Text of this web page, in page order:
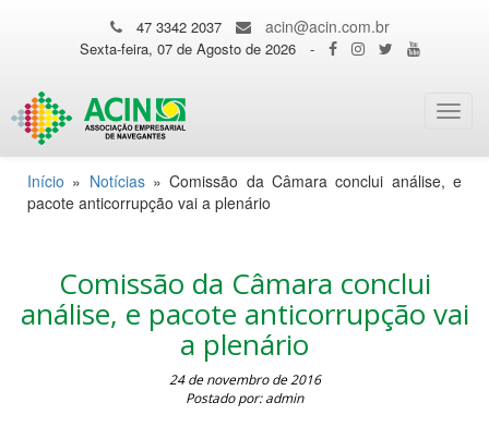
47 3342 2037 acin@acin.com.br
Sexta-feira, 07 de Agosto de 2026 -
Início » Notícias»Comissão da Câmara conclui análise, e
pacote anticorrupção vai a plenário
Comissão da Câmara conclui
análise, e pacote anticorrupção vai
a plenário
24 de novembro de 2016
Postado por: admin